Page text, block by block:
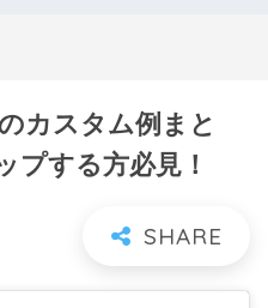
カスタム例まと
プする方必見！